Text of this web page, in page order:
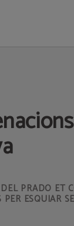
PRADO ET
PER ESQUIAR